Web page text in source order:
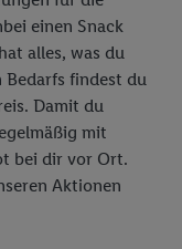
einen Snack
alles, was du
Bedarfs findest du
Damit du
mit
bei dir vor Ort.
Aktionen
nur den Einsatz
Klick auf
zu sämtlichen
auch zur
Ihre
zu